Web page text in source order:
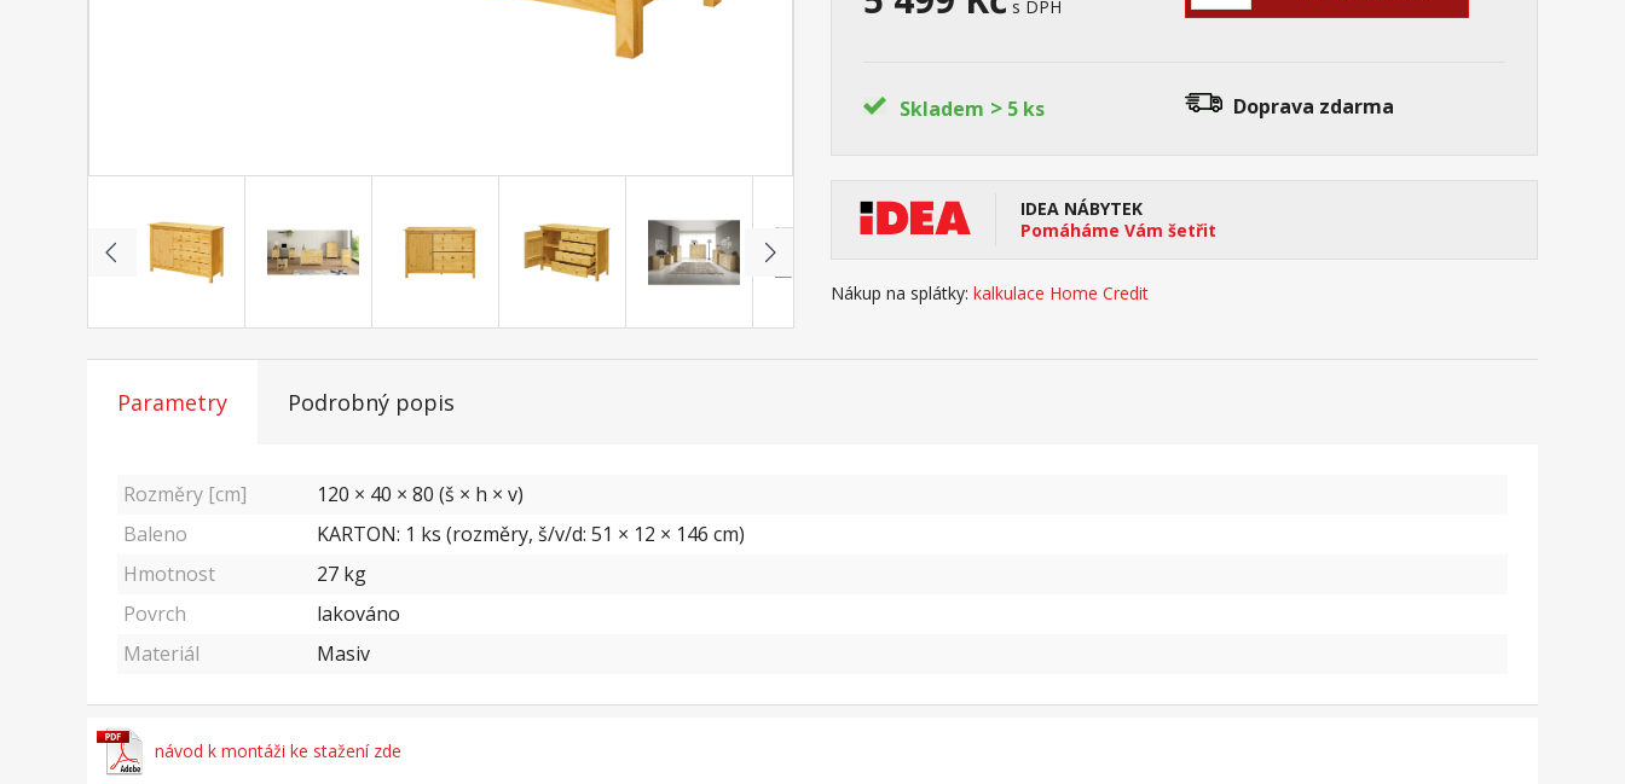
s DPH
Skladem > 5 ks Doprava zdarma
IDEA NÁBYTEK
Pomáháme Vám šetřit
Nákup na splátky: kalkulace Home Credit
Parametry Podrobný popis
Rozměry [cm]
120 × 40 × 80 (š × h × v)
Baleno
KARTON: 1 ks (rozměry, š/v/d: 51 × 12 × 146 cm)
Hmotnost
27 kg
Povrch
lakováno
Materiál
Masiv
návod k montáži ke stažení zde